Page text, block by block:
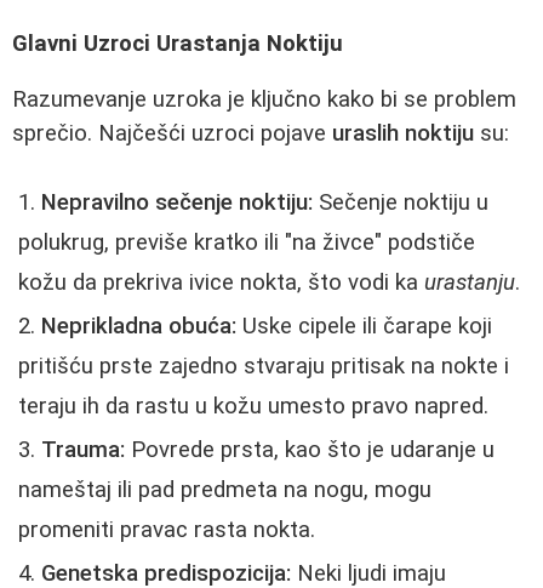
Glavni Uzroci Urastanja Noktiju
Razumevanje uzroka je ključno kako bi se problem
sprečio. Najčešći uzroci pojave uraslih noktiju su:
Nepravilno sečenje noktiju: Sečenje noktiju u
polukrug, previše kratko ili "na živce" podstiče
kožu da prekriva ivice nokta, što vodi ka urastanju.
Neprikladna obuća: Uske cipele ili čarape koji
pritišću prste zajedno stvaraju pritisak na nokte i
teraju ih da rastu u kožu umesto pravo napred.
Trauma: Povrede prsta, kao što je udaranje u
nameštaj ili pad predmeta na nogu, mogu
promeniti pravac rasta nokta.
Genetska predispozicija: Neki ljudi imaju